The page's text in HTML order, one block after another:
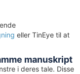
eller TinEye til at
manuskript
i deres tale. Disse